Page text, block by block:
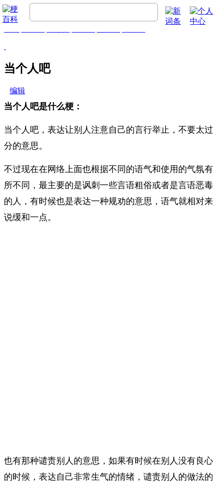
当个人吧
编辑
当个人吧是什么梗：
当个人吧，表达让别人注意自己的言行举止，不要太过
分的意思。
不过现在在网络上面也根据不同的语气和使用的气氛有
所不同，最主要的是讽刺一些言语粗俗或者是言语恶毒
的人，有时候也是表达一种规劝的意思，语气就相对来
说缓和一点。
也有那种谴责别人的意思，如果有时候在别人没有良心
的时候，表达自己非常生气的情绪，谴责别人的做法的